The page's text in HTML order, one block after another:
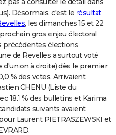
pas à consulter le détail dans
Désormais, c'est le résultat
, les dimanches 15 et 22
gros enjeu électoral
précédentes élections
de Revelles a surtout voté
d'union à droite) dès le premier
% des votes. Arrivaient
CHENU (Liste du
18,1 % des bulletins et Karima
suivants avaient
Laurent PIETRASZEWSKI et